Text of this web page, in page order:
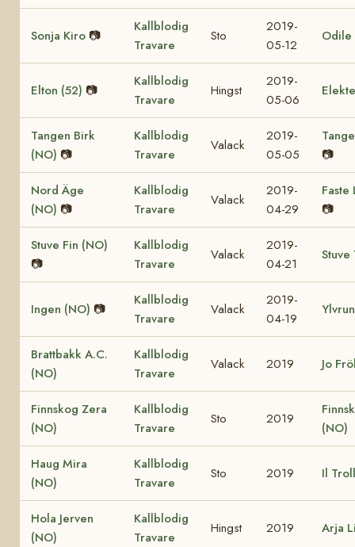
Sonja Kiro 📷
Kallblodig
Travare
Sto
2019-
05-12
Odile
Elton (52) 📷
Kallblodig
Travare
Hingst
2019-
05-06
Tangen Birk
(NO) 📷
Kallblodig
Travare
Valack
2019-
05-05
📷
Nord Äge
(NO) 📷
Kallblodig
Travare
Valack
2019-
04-29
Faste
📷
Stuve Fin (NO)
📷
Kallblodig
Travare
Valack
2019-
04-21
Stuve
Ingen (NO) 📷
Kallblodig
Travare
Valack
2019-
04-19
Brattbakk A.C.
(NO)
Kallblodig
Travare
Valack 2019 Jo
Finnskog Zera
(NO)
Kallblodig
Travare
Sto 2019
(NO)
Haug Mira
(NO)
Kallblodig
Travare
Sto 2019 Il
Hola Jerven
(NO)
Kallblodig
Travare
Hingst 2019 Arja